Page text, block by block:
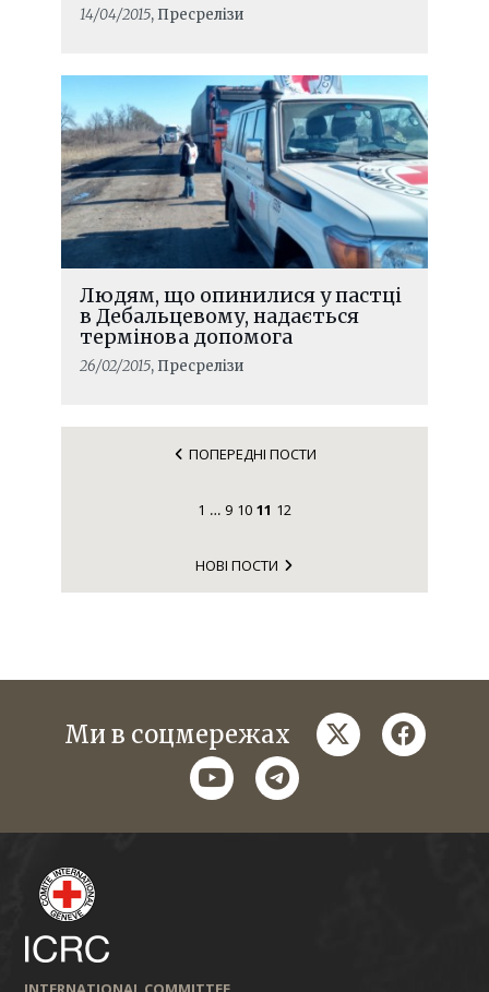
14/04/2015, Пресрелізи
Людям, що опинилися у пастці
в Дебальцевому, надається
термінова допомога
26/02/2015, Пресрелізи
ПОПЕРЕДНІ ПОСТИ
1 … 9 10 11 12
НОВІ ПОСТИ
Ми в соцмережах twitter
youtubetelegram